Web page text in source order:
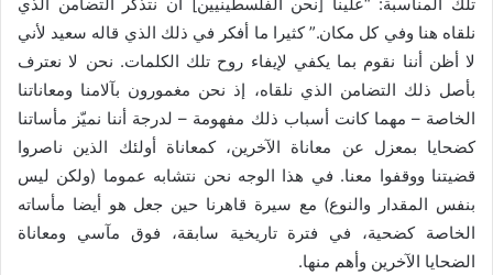
نلقاه هنا وفي كل مكان.” كثيرا ما أفكر في ذلك الذي قاله سعيد لأني
لا أظن أننا نقوم بما يكفي لإيفاء روح تلك الكلمات. نحن لا نعترف
بأصل ذلك التضامن الذي نلقاه، إذ نحن مغمورون بآلامنا ومعاناتنا
الخاصة – مهما كانت أسباب ذلك مفهومة – لدرجة أننا نميّز مأساتنا
كضحايا بمعزل عن معاناة الآخرين، كمعاناة أولئك الذين ناصروا
قضيتنا ووقفوا معنا. في هذا الوجه نحن نتشابه عموما (ولكن ليس
بنفس المقدار والنوع) مع سيرة قاهرنا حين جعل هو أيضا مأساته
الخاصة كضحية، في فترة تاريخية سابقة، فوق مآسي ومعاناة
الضحايا الآخرين وأهم منها.